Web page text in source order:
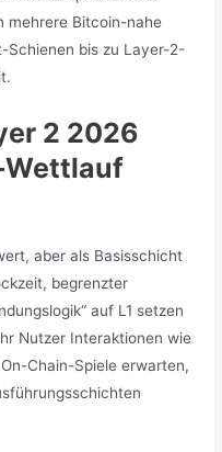
mehrere Bitcoin-nahe
Schienen bis zu Layer-2-
2 2026
aber als Basisschicht
begrenzter
auf L1 setzen
Nutzer Interaktionen wie
Chain-Spiele erwarten,